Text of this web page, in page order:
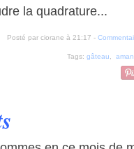
la quadrature...
Posté par ciorane à 21:17 -
Tags: gâteau